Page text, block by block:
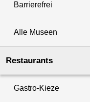
Barrierefrei
Alle Museen
Restaurants
Gastro-Kieze